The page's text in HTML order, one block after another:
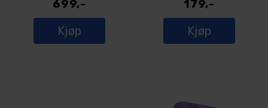
699,-
Kjøp
179,-
Kjøp